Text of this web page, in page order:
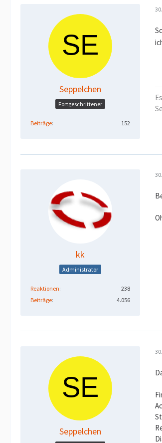
Seppelchen
Fortgeschrittener
Beiträge 152
kk
Administrator
Reaktionen
238
Beiträge
4.056
Seppelchen